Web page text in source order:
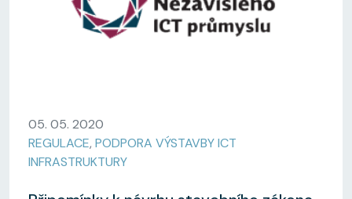
05. 05. 2020
REGULACE, PODPORA VÝSTAVBY ICT
INFRASTRUKTURY